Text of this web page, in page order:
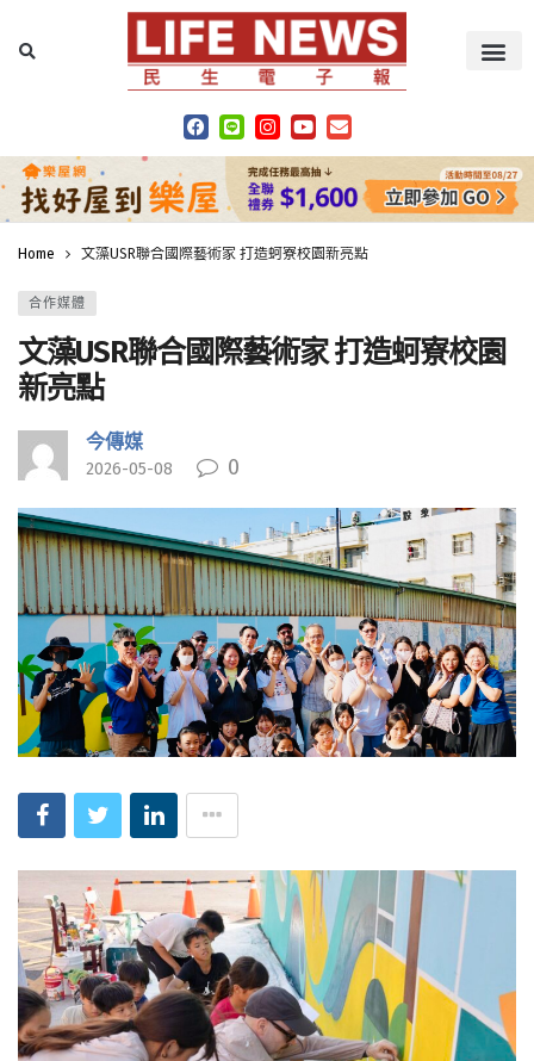
Home 文藻USR聯合國際藝術家 打造蚵寮校園新亮點
合作媒體
文藻USR聯合國際藝術家 打造蚵寮校園
新亮點
今傳媒
2026-05-08 0